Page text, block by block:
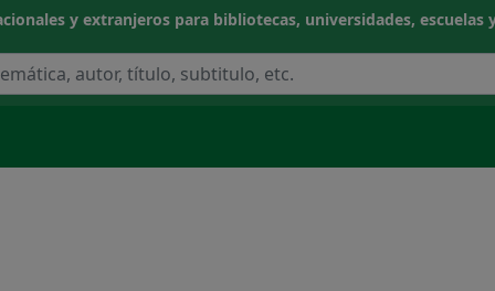
y extranjeros para bibliotecas, universidades, escuelas